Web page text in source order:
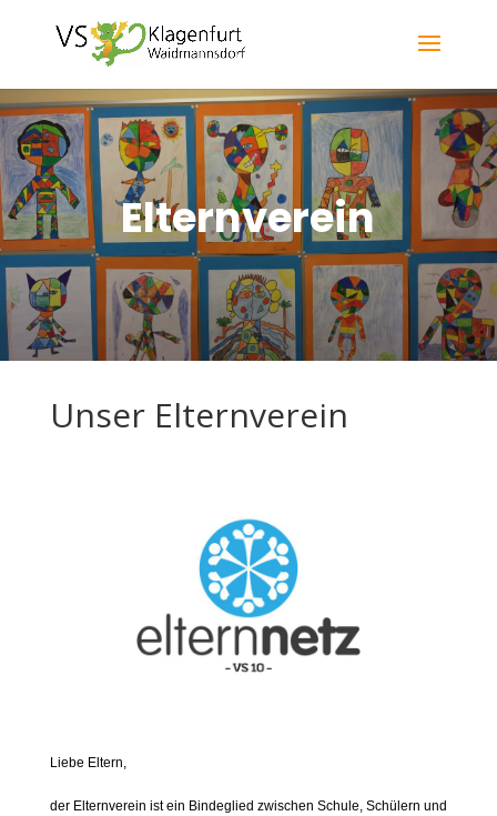
Elternverein
Unser Elternverein
Liebe Eltern,
der Elternverein ist ein Bindeglied zwischen Schule, Schülern und